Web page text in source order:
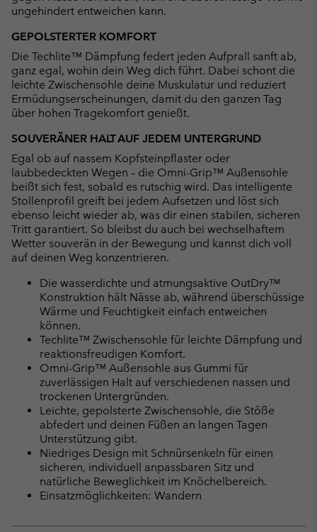
ungehindert entweichen kann.
GEPOLSTERTER KOMFORT
Die Techlite™ Dämpfung federt jeden Aufprall sanft ab,
ganz egal, wohin dein Weg dich führt. Dabei schont die
leichte Zwischensohle deine Muskulatur und reduziert
Ermüdungserscheinungen, damit du den ganzen Tag
über hohen Tragekomfort genießt.
SOUVERÄNER HALT AUF JEDEM UNTERGRUND
Egal ob auf nassem Kopfsteinpflaster oder
laubbedeckten Wegen – die Omni-Grip™ Außensohle
beißt sich fest, sobald es rutschig wird. Das intelligente
Stollenprofil greift bei jedem Aufsetzen und löst sich
ebenso leicht wieder ab, was dir einen stabilen, sicheren
Tritt garantiert. So bleibst du auch bei wechselhaftem
Wetter souverän in der Bewegung und kannst dich voll
auf deinen Weg konzentrieren.
Die wasserdichte und atmungsaktive OutDry™
Konstruktion hält Nässe ab, während überschüssige
Wärme und Feuchtigkeit einfach entweichen
können.
Techlite™ Zwischensohle für leichte Dämpfung und
reaktionsfreudigen Komfort.
Omni-Grip™ Außensohle aus Gummi für
zuverlässigen Halt auf verschiedenen nassen und
trockenen Untergründen.
Leichte, gepolsterte Zwischensohle, die Stöße
abfedert und deinen Füßen an langen Tagen
Unterstützung gibt.
Niedriges Design mit Schnürsenkeln für einen
sicheren, individuell anpassbaren Sitz und
natürliche Beweglichkeit im Knöchelbereich.
Einsatzmöglichkeiten: Wandern